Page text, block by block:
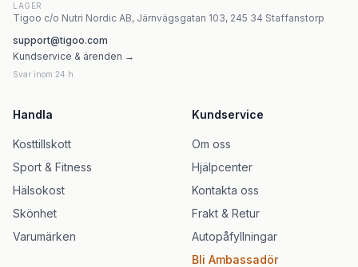
LAGER
Tigoo c/o Nutri Nordic AB, Järnvägsgatan 103, 245 34 Staffanstorp
support@tigoo.com
Kundservice & ärenden →
Svar inom 24 h
Handla
Kosttillskott
Sport & Fitness
Hälsokost
Skönhet
Varumärken
Kundservice
Om oss
Hjälpcenter
Kontakta oss
Frakt & Retur
Autopåfyllningar
Bli Ambassadör